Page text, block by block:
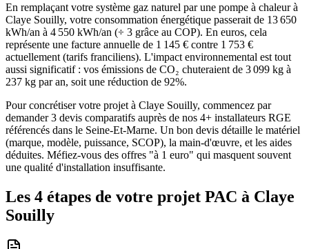
En remplaçant votre système gaz naturel par une pompe à chaleur à
Claye Souilly, votre consommation énergétique passerait de 13 650
kWh/an à 4 550 kWh/an (÷ 3 grâce au COP). En euros, cela
représente une facture annuelle de 1 145 € contre 1 753 €
actuellement (tarifs franciliens). L'impact environnemental est tout
aussi significatif : vos émissions de CO₂ chuteraient de 3 099 kg à
237 kg par an, soit une réduction de 92%.
Pour concrétiser votre projet à Claye Souilly, commencez par
demander 3 devis comparatifs auprès de nos 4+ installateurs RGE
référencés dans le Seine-Et-Marne. Un bon devis détaille le matériel
(marque, modèle, puissance, SCOP), la main-d'œuvre, et les aides
déduites. Méfiez-vous des offres "à 1 euro" qui masquent souvent
une qualité d'installation insuffisante.
Les 4 étapes de votre projet PAC à Claye
Souilly